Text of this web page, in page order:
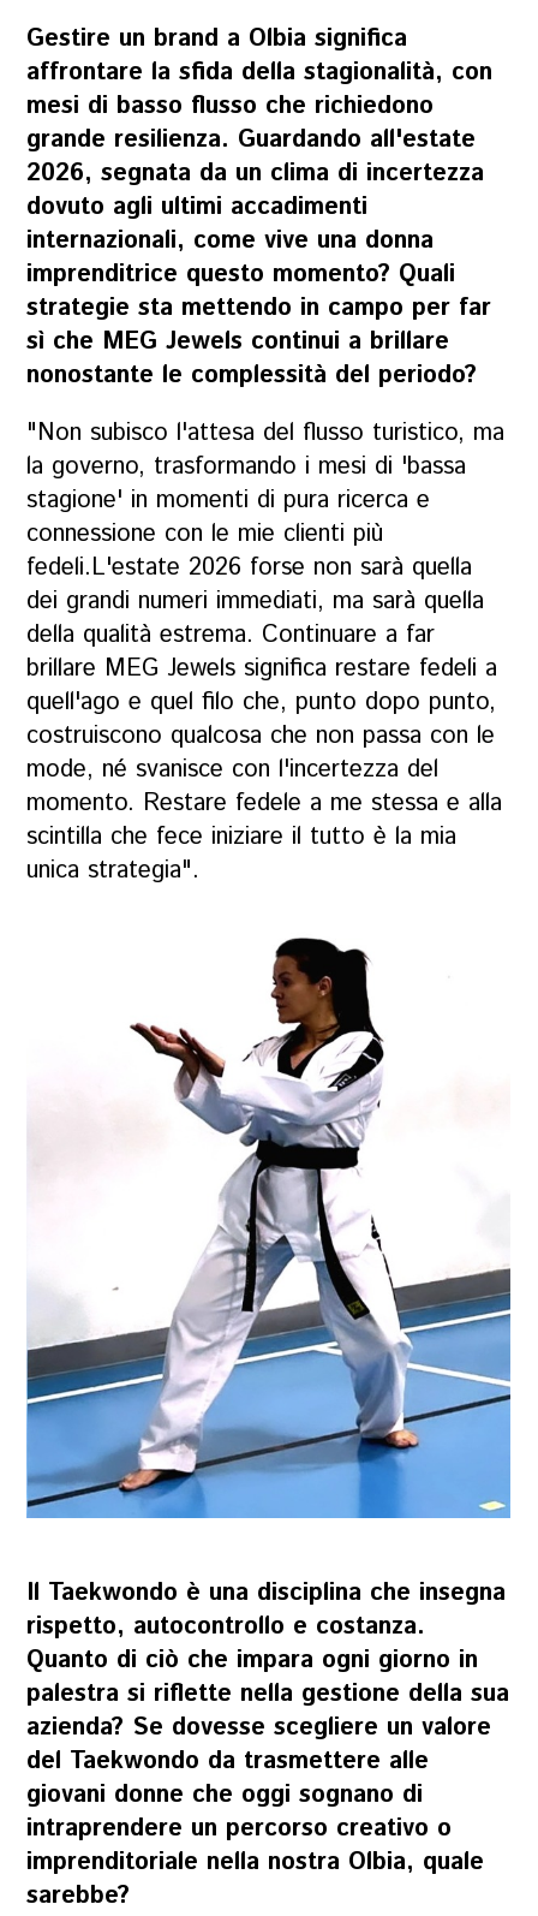
Gestire un brand a Olbia significa
affrontare la sfida della stagionalità, con
mesi di basso flusso che richiedono
grande resilienza. Guardando all'estate
2026, segnata da un clima di incertezza
dovuto agli ultimi accadimenti
internazionali, come vive una donna
imprenditrice questo momento? Quali
strategie sta mettendo in campo per far
sì che MEG Jewels continui a brillare
nonostante le complessità del periodo?
"Non subisco l'attesa del flusso turistico, ma
la governo, trasformando i mesi di 'bassa
stagione' in momenti di pura ricerca e
connessione con le mie clienti più
fedeli.L'estate 2026 forse non sarà quella
dei grandi numeri immediati, ma sarà quella
della qualità estrema. Continuare a far
brillare MEG Jewels significa restare fedeli a
quell'ago e quel filo che, punto dopo punto,
costruiscono qualcosa che non passa con le
mode, né svanisce con l'incertezza del
momento. Restare fedele a me stessa e alla
scintilla che fece iniziare il tutto è la mia
unica strategia".
Il Taekwondo è una disciplina che insegna
rispetto, autocontrollo e costanza.
Quanto di ciò che impara ogni giorno in
palestra si riflette nella gestione della sua
azienda? Se dovesse scegliere un valore
del Taekwondo da trasmettere alle
giovani donne che oggi sognano di
intraprendere un percorso creativo o
imprenditoriale nella nostra Olbia, quale
sarebbe?